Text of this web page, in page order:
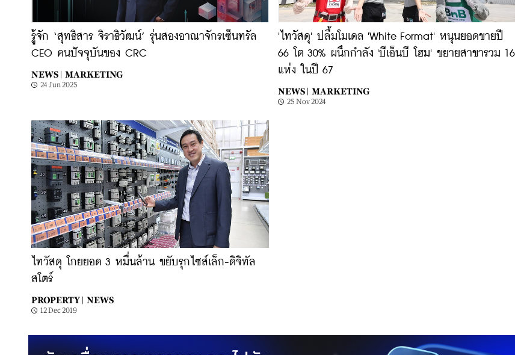
รู้จัก ‘สุทธิสาร จิราธิวัฒน์’ รุ่นสองอาณาจักรเซ็นทรัล
CEO คนปัจจุบันของ CRC
NEWS | MARKETING
24 Jun 2025
​'ไทวัสดุ' ปลื้มโมเดล 'White Format' หนุนยอดขายปี
66 โต 30% ผนึกกำลัง 'บีเอ็นบี โฮม' ขยายสาขารวม 16
แห่ง ในปี 67
NEWS | MARKETING
25 Nov 2024
ไทวัสดุ โกยยอด 3 หมื่นล้าน ขยับรุกไซส์เล็ก-ดิจิทัล
สโตร์
PROPERTY | NEWS
12 Dec 2019